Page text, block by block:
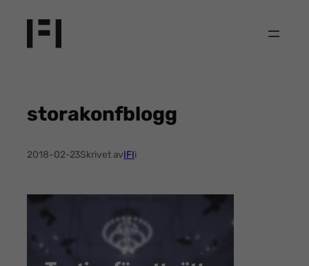
innehåll
storakonfblogg
2018-02-23Skrivet avIFIi